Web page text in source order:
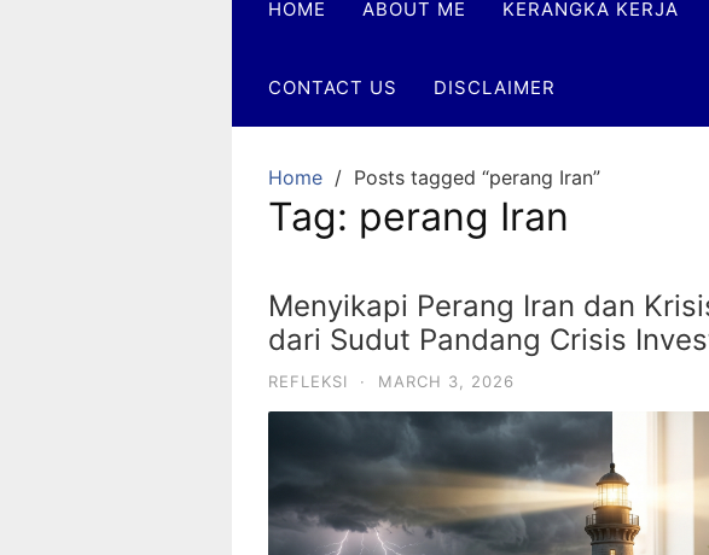
HOME ABOUT ME KERANGKA KERJA
CONTACT US DISCLAIMER
Home Posts tagged “perang Iran”
Tag: perang Iran
Menyikapi Perang Iran dan
dari Sudut Pandang Crisis
REFLEKSI · MARCH 3, 2026